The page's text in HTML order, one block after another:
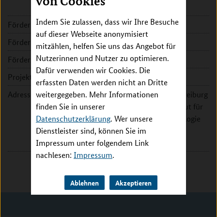
Indem Sie zulassen, dass wir Ihre Besuche
auf dieser Webseite anonymisiert
mitzählen, helfen Sie uns das Angebot für
Nutzerinnen und Nutzer zu optimieren.
Dafür verwenden wir Cookies. Die
erfassten Daten werden nicht an Dritte
weitergegeben. Mehr Informationen
finden Sie in unserer
Datenschutzerklärung. Wer unsere
Dienstleister sind, können Sie im
Impressum unter folgendem Link
nachlesen: Impressum.
Ablehnen Akzeptieren
Förderkennzeichen:
031L0078B
Fördersumme:
216.109 EUR
Förderzeitraum:
2016 - 2019
Projektleitung:
Adresse:
Albert-Ludwigs-Universität Freiburg
- Fakultät für Biologie - Institut für
Biologie II - Bereich Mikrobiologie
Schänzlestr. 1
79104 Freiburg